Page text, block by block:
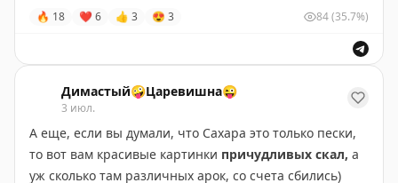
🔥 18 ❤ 6 👍 3 😍 3 84(35.7%)
Димастый🤪Царевишна😜
3 июл.
А еще, если вы думали, что Сахара это только пески,
то вот вам красивые картинки причудливых скал, а
уж сколько там различных арок, со счета сбились)